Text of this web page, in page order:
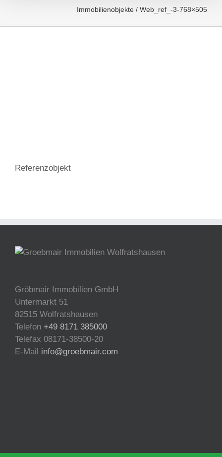
Immobilienobjekte / Web_ref_-3-768×505
Referenzobjekt
Gröbmair Immobilien GmbH
Untermarkt 51
82515 Wolfratshausen
Telefon +49 8171 385000
Telefax 08171-38500-20
E-Mail info@groebmair.com